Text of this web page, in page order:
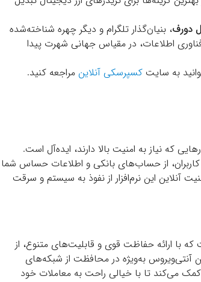
دورف، بنیان‌گذار تلگرام و دیگر چهره شناخته‌شده
اطلاعات، در مقیاس جهانی شهرت پیدا
به سایت کسپرسکی آنلاین مراجعه کنید.
که نیاز به امنیت بالا دارند، ایده‌آل است.
از حساب‌های بانکی و اطلاعات حساس شما
این نرم‌افزار از نفوذ به سیستم و سرقت
با ارائه حفاظت قوی و قابلیت‌های متنوع، از
آنتی‌ویروس به‌ویژه در محافظت از شبکه‌های
می‌کند تا با خیالی راحت به معاملات خود